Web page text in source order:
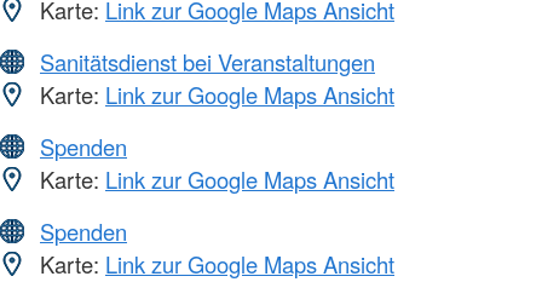
Karte: Link zur Google Maps Ansicht
Sanitätsdienst bei Veranstaltungen
Karte: Link zur Google Maps Ansicht
Spenden
Karte: Link zur Google Maps Ansicht
Spenden
Karte: Link zur Google Maps Ansicht